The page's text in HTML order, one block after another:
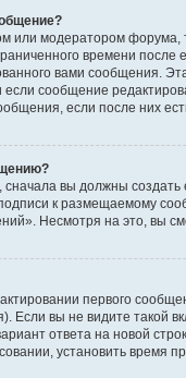
или модератором форума,
времени
вами сообщения.
если сообщение
если после них
вы должны
к размещаемому
Несмотря на это, вы
первого
Если вы не видите такой
ответа на новой
установить время